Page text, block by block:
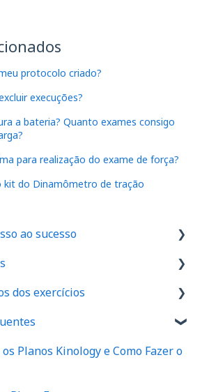
protocolo criado?
execuções?
a bateria? Quanto exames consigo
para realização do exame de força?
kit do Dinamômetro de tração
ao sucesso
os cadastros no aplicativo
o exame de força em seu
seus pacientes
de Preensão Palmar
dos exercícios
Planos Kinology e Como Fazer o